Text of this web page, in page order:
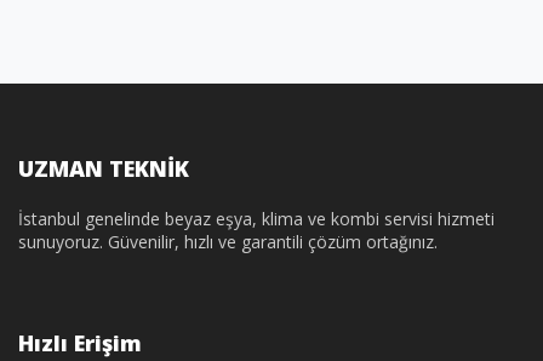
UZMAN TEKNİK
İstanbul genelinde beyaz eşya, klima ve kombi servisi hizmeti
sunuyoruz. Güvenilir, hızlı ve garantili çözüm ortağınız.
Hızlı Erişim